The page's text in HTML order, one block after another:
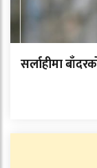
सर्लाहीमा